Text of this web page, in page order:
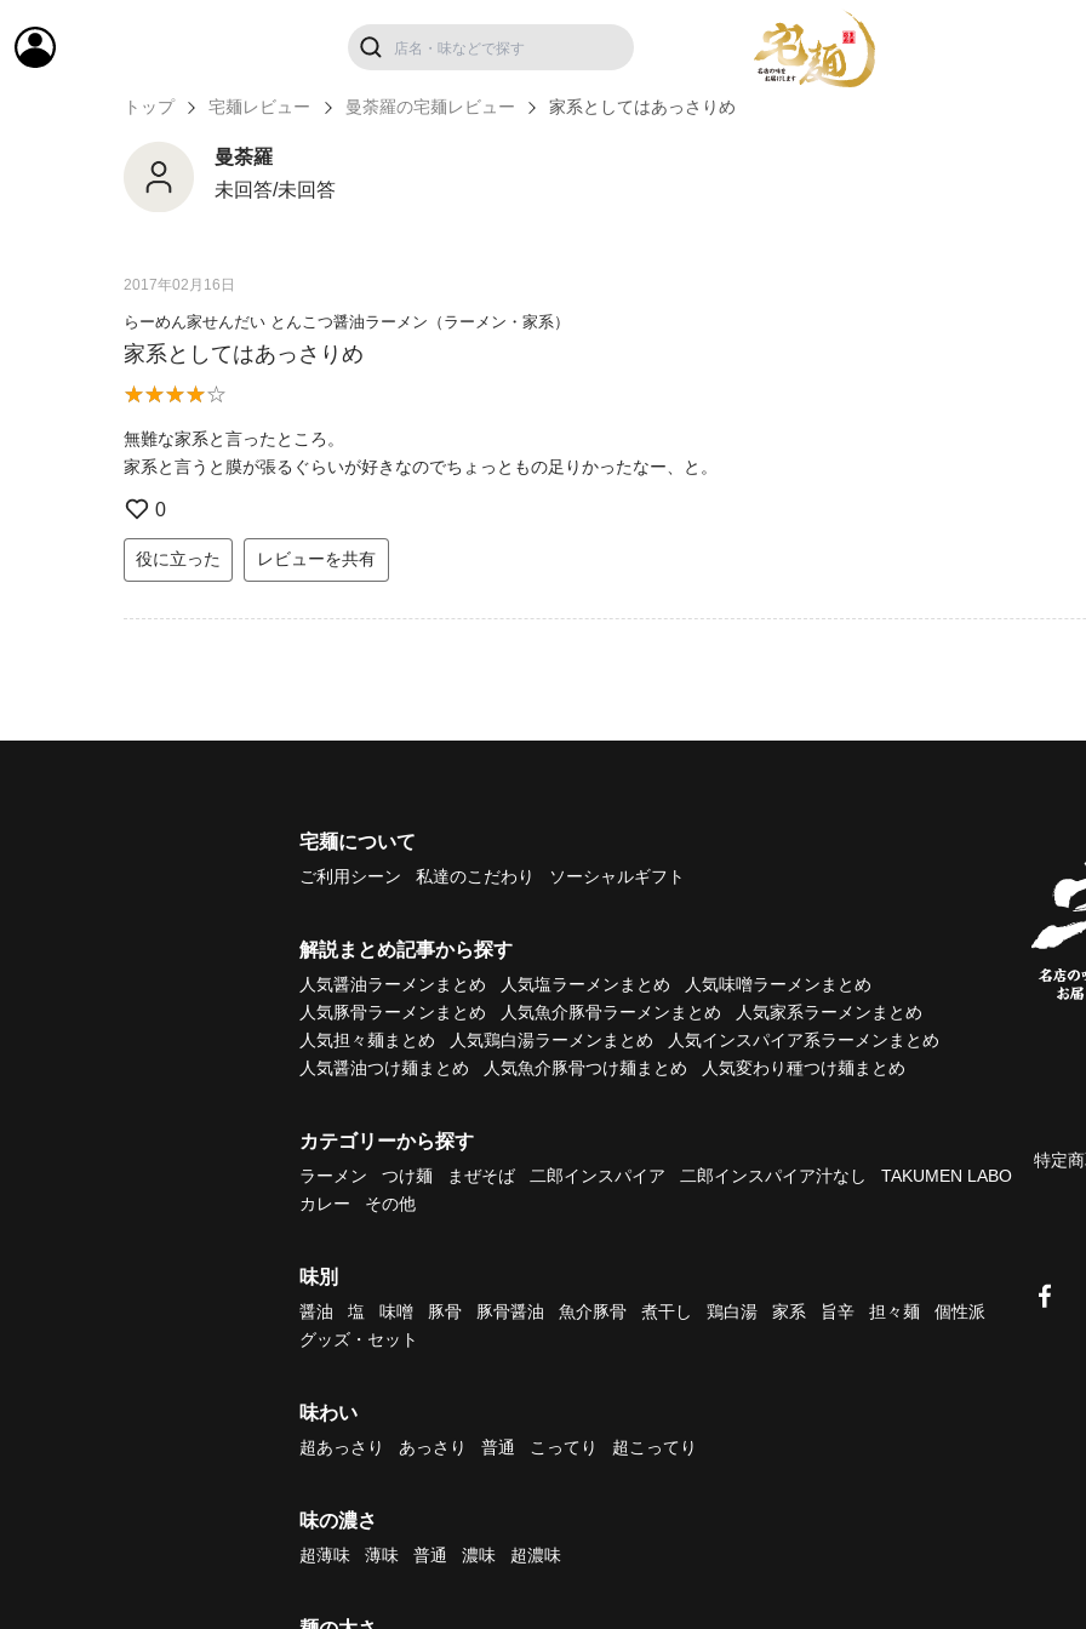
トップ 宅麺レビュー 曼荼羅の宅麺レビュー 家系としてはあっさりめ
曼荼羅
未回答/未回答
2017年02月16日
らーめん家せんだい とんこつ醤油ラーメン（ラーメン・家系）
家系としてはあっさりめ
無難な家系と言ったところ。
家系と言うと膜が張るぐらいが好きなのでちょっともの足りかったなー、と。
0
役に立った レビューを共有
宅麺について
ご利用シーン 私達のこだわり ソーシャルギフト
解説まとめ記事から探す
人気醤油ラーメンまとめ 人気塩ラーメンまとめ
人気味噌ラーメンまとめ
人気豚骨ラーメンまとめ
人気魚介豚骨ラーメンまとめ
人気家系ラーメンまとめ
人気担々麺まとめ
人気鶏白湯ラーメンまとめ
人気インスパイア系ラーメンまとめ
人気醤油つけ麺まとめ
人気魚介豚骨つけ麺まとめ 人気変わり種つけ麺まとめ
カテゴリーから探す
ラーメン つけ麺 まぜそば 二郎インスパイア 二郎インスパイア汁なし
TAKUMEN LABO
カレー
その他
味別
醤油 塩 味噌 豚骨 豚骨醤油 魚介豚骨 煮干し 鶏白湯 家系 旨辛 担々麺
個性派
グッズ・セット
味わい
超あっさり あっさり 普通 こってり 超こってり
味の濃さ
超薄味 薄味 普通 濃味 超濃味
特定